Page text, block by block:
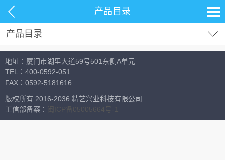
产品目录
产品目录
试剂耗材
分析仪器
材料测试
生命科学
地址：厦门市湖里大道59号501东侧A单元
TEL： 400-0592-051
FAX： 0592-5181616
版权所有 2016-2036 精艺兴业科技有限公司
工信部备案： 闽ICP备05005664号-1